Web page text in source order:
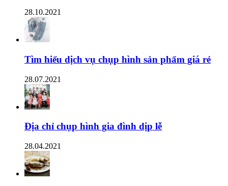
28.10.2021
Tìm hiểu dịch vụ chụp hình sản phẩm giá rẻ
28.07.2021
Địa chỉ chụp hình gia đình dịp lễ
28.04.2021